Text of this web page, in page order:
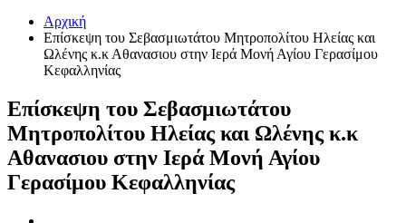
Αρχική
Επίσκεψη του Σεβασμιωτάτου Μητροπολίτου Ηλείας και
Ωλένης κ.κ Αθανασιου στην Ιερά Μονή Αγίου Γερασίμου
Κεφαλληνίας
Επίσκεψη του Σεβασμιωτάτου
Μητροπολίτου Ηλείας και Ωλένης κ.κ
Αθανασιου στην Ιερά Μονή Αγίου
Γερασίμου Κεφαλληνίας